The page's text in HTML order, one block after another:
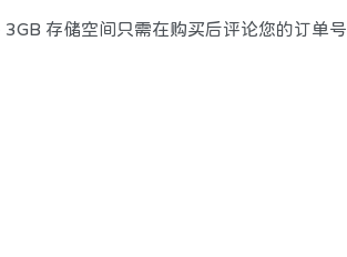
3GB 存储空间只需在购买后评论您的订单号